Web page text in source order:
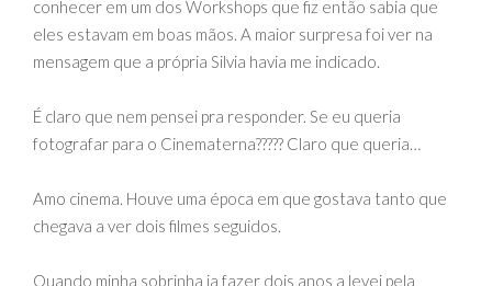
conhecer em um dos Workshops que fiz então sabia que
eles estavam em boas mãos. A maior surpresa foi ver na
mensagem que a própria Silvia havia me indicado.
É claro que nem pensei pra responder. Se eu queria
fotografar para o Cinematerna????? Claro que queria…
Amo cinema. Houve uma época em que gostava tanto que
chegava a ver dois filmes seguidos.
Quando minha sobrinha ia fazer dois anos a levei pela